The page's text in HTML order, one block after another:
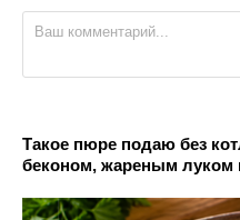
Такое пюре подаю без
беконом, жареным луком